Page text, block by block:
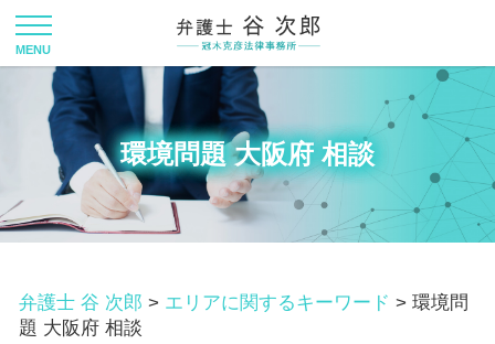
環境問題 大阪府 相談
弁護士 谷 次郎 > エリアに関するキーワード > 環境問
題 大阪府 相談